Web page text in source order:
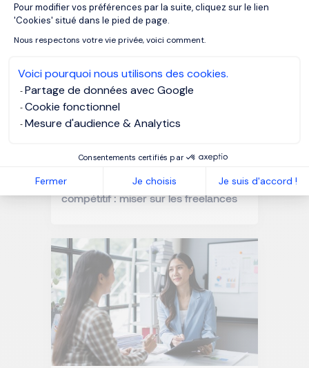
Pour modifier vos préférences par la suite, cliquez sur le lien
'Cookies' situé dans le pied de page.
Nous respectons votre vie privée, voici comment.
Voici pourquoi nous utilisons des cookies.
Partage de données avec Google
Cookie fonctionnel
Mesure d'audience & Analytics
Consentements certifiés par
Fermer Je choisis Je suis d'accord !
Axeptio consent
Articles 02/12/2025
La rapidité comme avantage
compétitif : miser sur les freelances